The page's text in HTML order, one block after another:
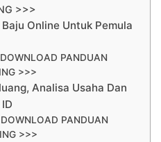
>>>
Online Untuk Pemula
PANDUAN
>>>
Analisa Usaha Dan
PANDUAN
>>>